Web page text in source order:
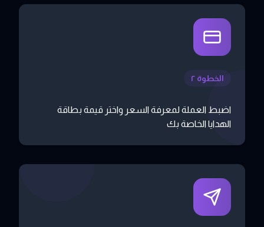
الخطوة ٢
اضبط العملة لمعرفة السعر واختر قيمة بطاقة
الهدايا الخاصة بك